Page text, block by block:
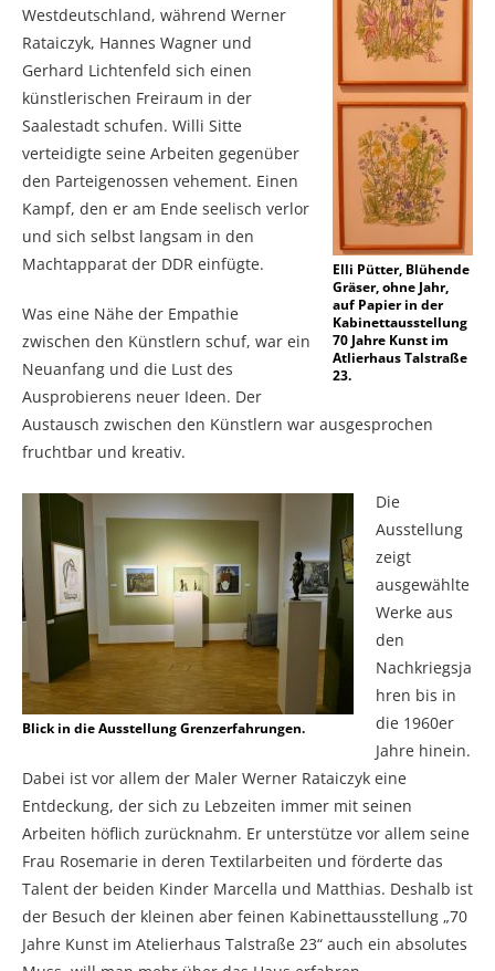
Elli Pütter, Blühende
Gräser, ohne Jahr,
auf Papier in der
Kabinettausstellung
70 Jahre Kunst im
Atlierhaus Talstraße
23.
Westdeutschland, während Werner
Rataiczyk, Hannes Wagner und
Gerhard Lichtenfeld sich einen
künstlerischen Freiraum in der
Saalestadt schufen. Willi Sitte
verteidigte seine Arbeiten gegenüber
den Parteigenossen vehement. Einen
Kampf, den er am Ende seelisch verlor
und sich selbst langsam in den
Machtapparat der DDR einfügte.
Was eine Nähe der Empathie
zwischen den Künstlern schuf, war ein
Neuanfang und die Lust des
Ausprobierens neuer Ideen. Der
Austausch zwischen den Künstlern war ausgesprochen
fruchtbar und kreativ.
Blick in die Ausstellung Grenzerfahrungen.
Die
Ausstellung
zeigt
ausgewählte
Werke aus
den
Nachkriegsja
hren bis in
die 1960er
Jahre hinein.
Dabei ist vor allem der Maler Werner Rataiczyk eine
Entdeckung, der sich zu Lebzeiten immer mit seinen
Arbeiten höflich zurücknahm. Er unterstütze vor allem seine
Frau Rosemarie in deren Textilarbeiten und förderte das
Talent der beiden Kinder Marcella und Matthias. Deshalb ist
der Besuch der kleinen aber feinen Kabinettausstellung „70
Jahre Kunst im Atelierhaus Talstraße 23“ auch ein absolutes